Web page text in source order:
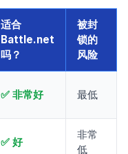
适合
Battle.net
吗？
被封
锁的
风险
✅ 非常好 最低
✅ 好
非常
低